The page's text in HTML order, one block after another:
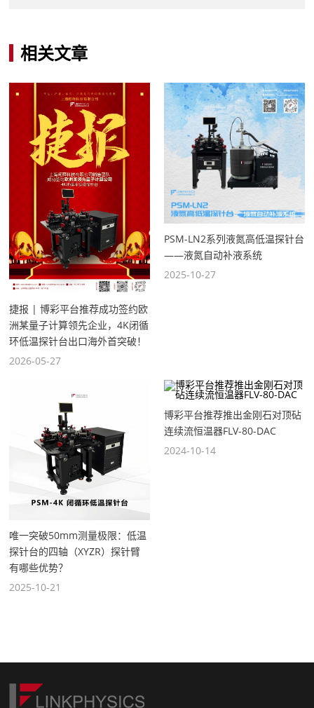
相关文章
捷报 | 博彩平台推荐成功签约欧
洲某量子计算领先企业，4K闭循
环低温探针台出口海外首突破！
2026-05-27
PSM-LN2系列液氮高低温探针台
——液氮自动补液系统
2025-10-27
唯一突破50mm测量极限：低温
探针台的四轴（XYZR）探针臂
有哪些优势？
2025-10-21
博彩平台推荐推出金刚石对顶砧
连续流恒温器FLV-80-DAC
2024-10-14